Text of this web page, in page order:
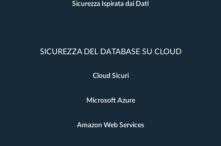
Sicurezza Ispirata dai Dati
SICUREZZA DEL DATABASE SU CLOUD
Cloud Sicuri
Microsoft Azure
Amazon Web Services